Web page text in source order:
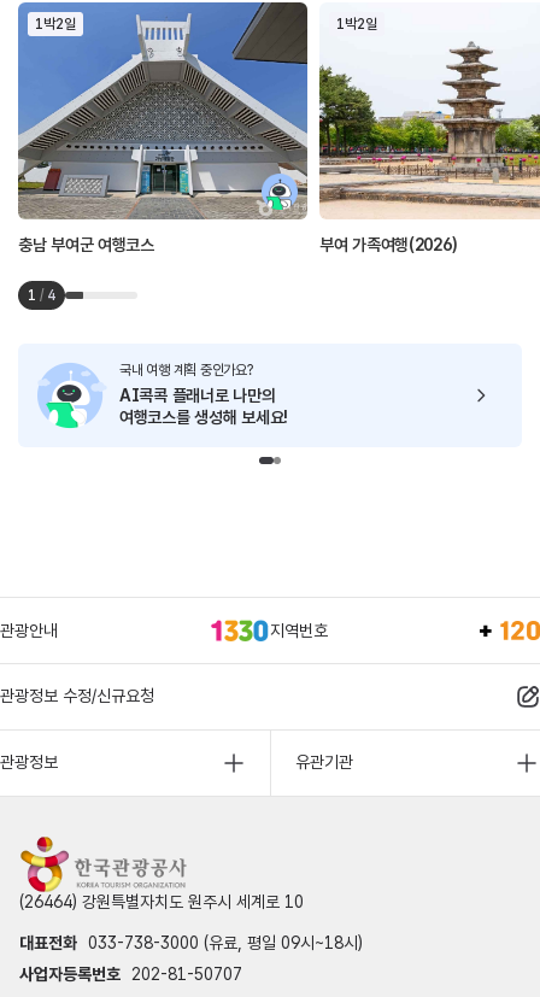
1박2일
충남 부여군 여행코스
1박2일
부여 가족여행(2026)
1 / 4
국내 여행 계획 중인가요?
AI콕콕 플래너로 나만의
여행코스를 생성해 보세요!
관광안내 지역번호
관광정보 수정/신규요청
관광정보 유관기관
(26464) 강원특별자치도 원주시 세계로 10
대표전화 033-738-3000 (유료, 평일 09시~18시)
사업자등록번호
202-81-50707